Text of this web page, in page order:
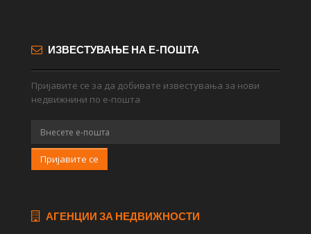
ИЗВЕСТУВАЊЕ НА Е-ПОШТА
Пријавите се за да добивате известувања за нови
недвижнини по е-пошта
Пријавите се
АГЕНЦИИ ЗА НЕДВИЖНОСТИ